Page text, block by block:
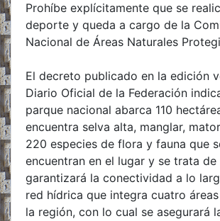
Prohíbe explícitamente que se
deporte y queda a cargo de la
Nacional de Áreas Naturales
El decreto publicado en la edición
Diario Oficial de la Federación
parque nacional abarca 110
encuentra selva alta, manglar,
220 especies de flora y fauna que
encuentran en el lugar y se trata
garantizará la conectividad a lo
red hídrica que integra cuatro
la región, con lo cual se asegurará